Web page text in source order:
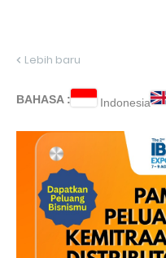
Lebih baru
BAHASA : Indonesia